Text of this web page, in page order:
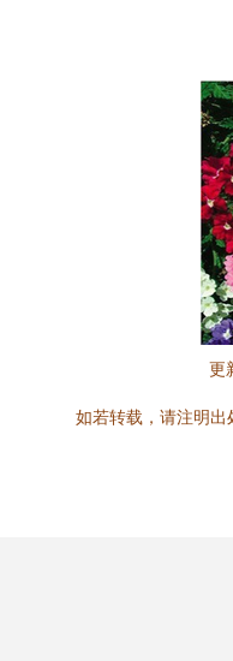
更
如若转载，请注明